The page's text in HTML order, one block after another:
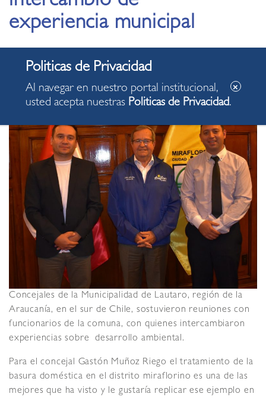
experiencia municipal
23.03.2022
Concejales de la Municipalidad de Lautaro, región de la
Araucanía, en el sur de Chile, sostuvieron reuniones con
funcionarios de la comuna, con quienes intercambiaron
experiencias sobre desarrollo ambiental.
Para el concejal Gastón Muñoz Riego el tratamiento de la
basura doméstica en el distrito miraflorino es una de las
mejores que ha visto y le gustaría replicar ese ejemplo en
Al navegar en nuestro portal institucional,
usted acepta nuestras Politicas de Privacidad.